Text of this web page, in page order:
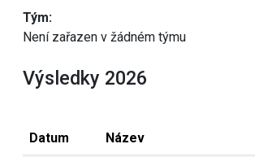
Tým:
Není zařazen v žádném týmu
Výsledky 2026
Datum Název